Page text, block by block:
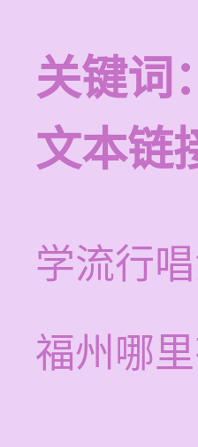
关键词：
文本链
学流行
福州哪